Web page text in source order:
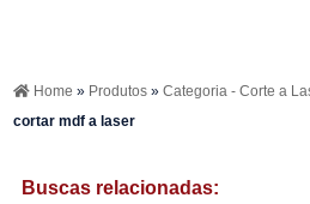
Home » Produtos»Categoria - Corte a
cortar mdf a laser
Buscas relacionadas: